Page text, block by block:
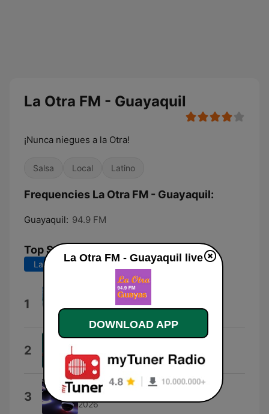
La Otra FM - Guayaquil
¡Nunca niegues a la Otra!
Salsa Local Latino
Frequencies La Otra FM - Guayaquil:
Guayaquil: 94.9 FM
Top Songs
Last 7 days Last 30 days
1 La Cumbia Colombiana
Invasion Colombiana
2 Piloco
3 2026
2026
La Otra FM - Guayaquil live
DOWNLOAD APP